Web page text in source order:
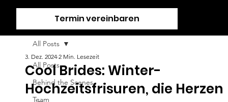
Termin vereinbaren
All Posts
Behind the Scenes
Team
All Posts
Cool Brides: Winter-
Hochzeitsfrisuren, die Herzen
3. Dez. 2024 2 Min. Lesezeit